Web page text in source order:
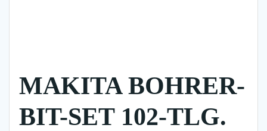
MAKITA BOHRER-
BIT-SET 102-TLG.